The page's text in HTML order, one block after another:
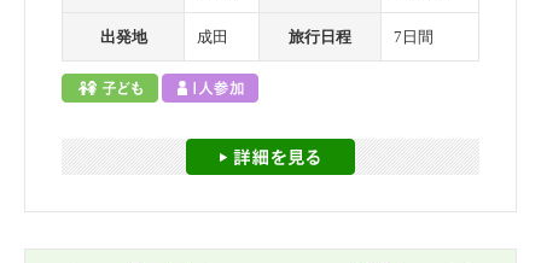
出発地 成田 旅行日程 7日間